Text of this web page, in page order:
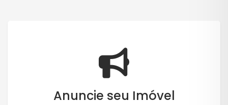
Anuncie seu Imóvel